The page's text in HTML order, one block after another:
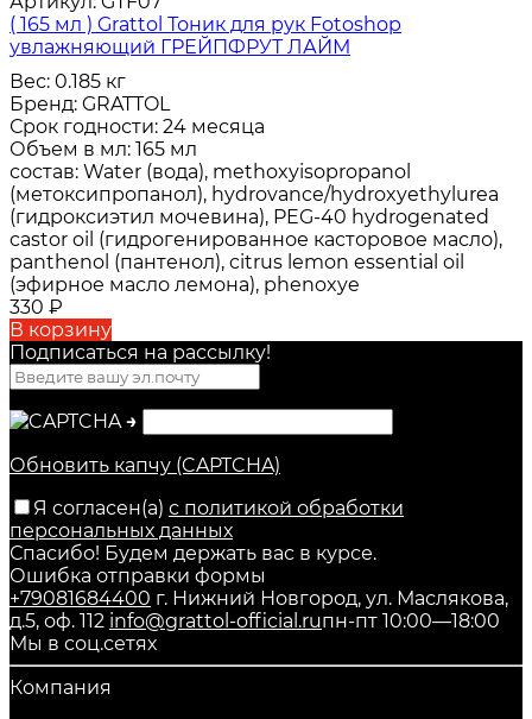
( 165 мл ) Grattol Тоник для рук Fotoshop
увлажняющий ГРЕЙПФРУТ ЛАЙМ
Вес: 0.185 кг
Бренд: GRATTOL
Срок годности: 24 месяца
Объем в мл: 165 мл
состав: Water (вода), methoxyisopropanol
(метоксипропанол), hydrovance/hydroxyethylurea
(гидроксиэтил мочевина), PEG-40 hydrogenated
castor oil (гидрогенированное касторовое масло),
panthenol (пантенол), citrus lemon essential oil
(эфирное масло лемона), phenoxye
330 ₽
В корзину
Подписаться на рассылкy!
→
Обновить капчу (CAPTCHA)
Я согласен(a) с политикой обработки
персональных данных
Спасибо! Будем держать вас в курсе.
Ошибка отправки формы
+79081684400 г. Нижний Новгород, ул. Маслякова,
д.5, оф. 112 info@grattol-official.ruпн-пт 10:00—18:00
Мы в соц.сетях
Компания